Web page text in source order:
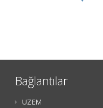
Bağlantılar
UZEM